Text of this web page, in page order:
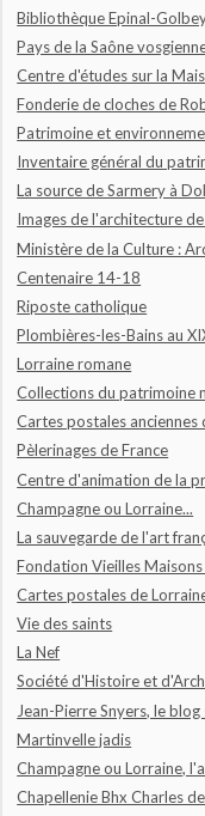
Bibliothèque Epinal-
Pays de la Saône
Centre d'études sur la
Fonderie de cloches de
Patrimoine et
Inventaire général du
La source de Sarmery à
Images de l'architecture
Ministère de la Culture :
Centenaire 14-18
Riposte catholique
Plombières-les-Bains au
Lorraine romane
Collections du patrimoine
Cartes postales anciennes
Pèlerinages de France
Centre d'animation de la
Champagne ou Lorraine...
La sauvegarde de l'art
Fondation Vieilles Maisons
Cartes postales de
Vie des saints
La Nef
Société d'Histoire et
Jean-Pierre Snyers, le
Martinvelle jadis
Champagne ou Lorraine,
Chapellenie Bhx Charles